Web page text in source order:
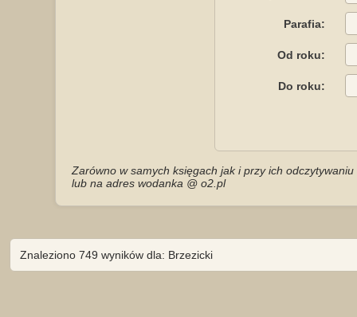
Parafia:
Od roku:
Do roku:
Zarówno w samych księgach jak i przy ich
lub na adres wodanka @ o2.pl
Znaleziono 749 wyników dla: Brzezicki